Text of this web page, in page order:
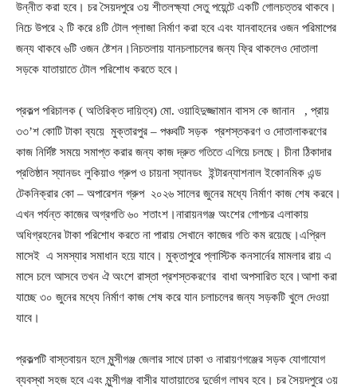
উন্নীত করা হবে। চর সৈয়দপুরে ৩য় শীতলক্ষ্যা সেতু পয়েন্টে একটি গোলচত্তর থাকবে।
নিচে উপরে ২ টি করে ৪টি টোল প্লাজা নির্মাণ করা হবে এবং যানবাহনের ওজন পরিমাপের
জন্য থাকবে ৬টি ওজন ষ্টেশন।নিচতলায় যানচলাচলের জন্য ফ্রি থাকলেও দোতালা
সড়কে যাতায়াতে টোল পরিশোধ করতে হবে।
প্রকল্প পরিচালক ( অতিরিক্ত দায়িত্ব) মো. ওয়াহিদুজ্জামান বাসস কে জানান , প্রায়
৩৩’শ কোটি টাকা ব্যয়ে মুক্তারপুর – পঞ্চবটি সড়ক প্রশস্তকরণ ও দোতালাকরণের
কাজ নির্দিষ্ট সময়ে সমাপ্ত করার জন্য কাজ দ্রুত গতিতে এগিয়ে চলছে। চীনা ঠিকাদার
প্রতিষ্ঠান স্যানডং লুকিয়াও গ্রুপ ও চায়না স্যানডং ইন্টারন্যাশনাল ইকোনমিক এন্ড
টেকনিক্রার কো – অপারেশন গ্রুপ ২০২৬ সালের জুনের মধ্যে নির্মাণ কাজ শেষ করবে।
এখন পর্যন্ত কাজের অগ্রগতি ৬০ শতাংশ।নারায়নগঞ্জ অংশের গোপচর এলাকায়
অধিগ্রহনের টাকা পরিশোধ করতে না পারায় সেখানে কাজের গতি কম রয়েছে।এপ্রিল
মাসেই এ সমস্যার সমাধান হয়ে যাবে। মুক্তাপুরে প্লাস্টিক কনসার্নের মামলার রায় এ
মাসে চলে আসবে তখন ঐ অংশে রাস্তা প্রশস্তকরণের বাধা অপসারিত হবে।আশা করা
যাচ্ছে ৩০ জুনের মধ্যে নির্মাণ কাজ শেষ করে যান চলাচলের জন্য সড়কটি খুলে দেওয়া
যাবে।
প্রকল্পটি বাস্তবায়ন হলে মুন্সীগঞ্জ জেলার সাথে ঢাকা ও নারায়ণগঞ্জের সড়ক যোগাযোগ
ব্যবস্থা সহজ হবে এবং মুন্সীগঞ্জ বাসীর যাতায়াতের দুর্ভোগ লাঘব হবে। চর সৈয়দপুরে ৩য়